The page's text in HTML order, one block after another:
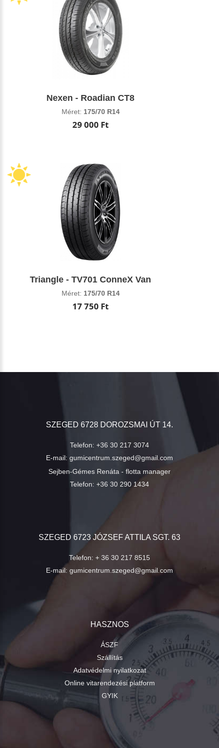
Nexen - Roadian CT8
Méret: 175/70 R14
29 000 Ft
Triangle - TV701 ConneX Van
Méret: 175/70 R14
17 750 Ft
SZEGED 6728 DOROZSMAI ÚT 14.
Telefon: +36 30 217 3074
E-mail: gumicentrum.szeged@gmail.com
Sejben-Gémes Renáta - flotta manager
Telefon: +36 30 290 1434
SZEGED 6723 JÓZSEF ATTILA SGT. 63
Telefon: + 36 30 217 8515
E-mail: gumicentrum.szeged@gmail.com
HASZNOS
ÁSZF
Szállítás
Adatvédelmi nyilatkozat
Online vitarendezési platform
GYIK